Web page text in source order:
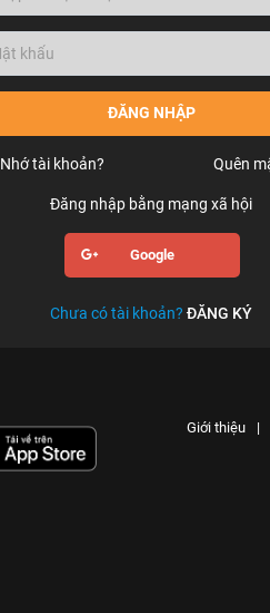
ĐĂNG NHẬP
Nhớ tài khoản? Quên
Đăng nhập bằng mạng xã hội
Google
Chưa có tài khoản? ĐĂNG KÝ
Giới thiệu |